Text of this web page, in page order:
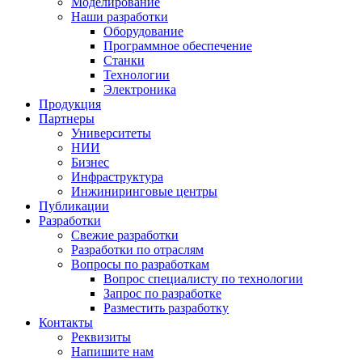
Наши разработки
Оборудование
Программное обеспечение
Станки
Технологии
Электроника
Продукция
Партнеры
Университеты
НИИ
Бизнес
Инфраструктура
Инжиниринговые центры
Публикации
Разработки
Свежие разработки
Разработки по отраслям
Вопросы по разработкам
Вопрос специалисту по технологии
Запрос по разработке
Разместить разработку
Контакты
Реквизиты
Напишите нам